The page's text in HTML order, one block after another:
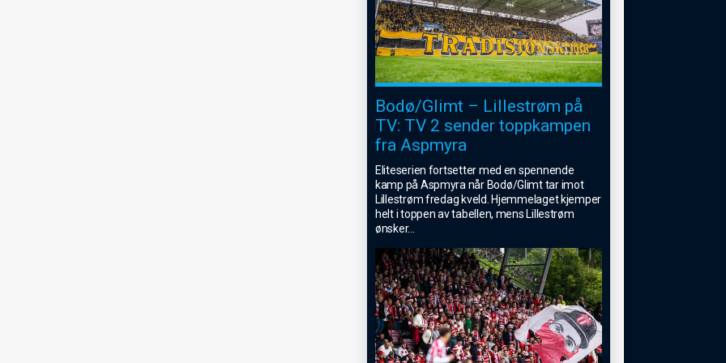
Bodø/Glimt – Lillestrøm på
TV: TV 2 sender toppkampen
fra Aspmyra
Eliteserien fortsetter med en spennende
kamp på Aspmyra når Bodø/Glimt tar imot
Lillestrøm fredag kveld. Hjemmelaget kjemper
helt i toppen av tabellen, mens Lillestrøm
ønsker...